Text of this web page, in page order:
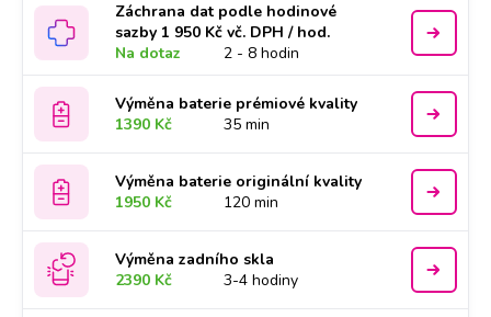
Záchrana dat podle hodinové
sazby 1 950 Kč vč. DPH / hod.
Na dotaz
2 - 8 hodin
Výměna baterie prémiové kvality
1390 Kč
35 min
Výměna baterie originální kvality
1950 Kč
120 min
Výměna zadního skla
2390 Kč
3-4 hodiny